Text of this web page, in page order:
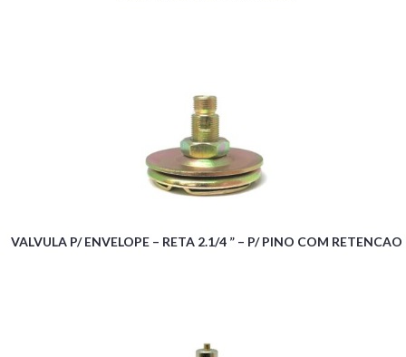
VALVULA P/ ENVELOPE – RETA 2.1/4 ” – P/ PINO COM RETENCAO